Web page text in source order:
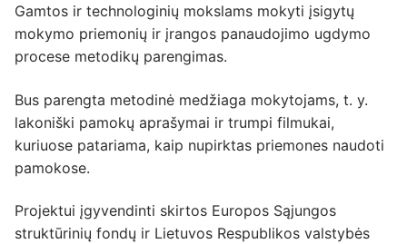
Gamtos ir technologinių mokslams mokyti įsigytų
mokymo priemonių ir įrangos panaudojimo ugdymo
procese metodikų parengimas.
Bus parengta metodinė medžiaga mokytojams, t. y.
lakoniški pamokų aprašymai ir trumpi filmukai,
kuriuose patariama, kaip nupirktas priemones naudoti
pamokose.
Projektui įgyvendinti skirtos Europos Sąjungos
struktūrinių fondų ir Lietuvos Respublikos valstybės